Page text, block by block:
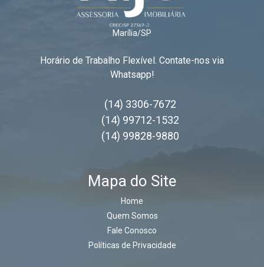
Marília/SP
Horário de Trabalho Flexível. Contate-nos via
Whatsapp!
(14) 3306-7672
(14) 99712-1532
(14) 99828-9880
Mapa do Site
Home
Quem Somos
Fale Conosco
Políticas de Privacidade